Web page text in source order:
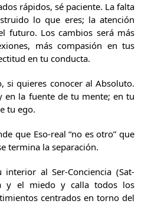
rápidos, sé paciente. La falta
lo que eres; la atención
futuro. Los cambios será más
más compasión en tus
en tu conducta.
si quieres conocer al Absoluto.
en la fuente de tu mente; en tu
tu ego.
que Eso-real “no es otro” que
termina la separación.
al Ser-Conciencia (Sat-
y el miedo y calla todos los
centrados en torno del